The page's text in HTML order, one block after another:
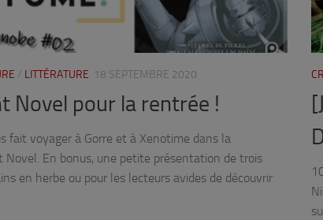
/ LITTÉRATURE 18 SEPTEMBRE 2020
Novel pour la rentrée !
fait voyager à Gorre et à Xenotime dans la
En bonus, une petite présentation de trois
en herbe ou pour les lecteurs avides de découvrir